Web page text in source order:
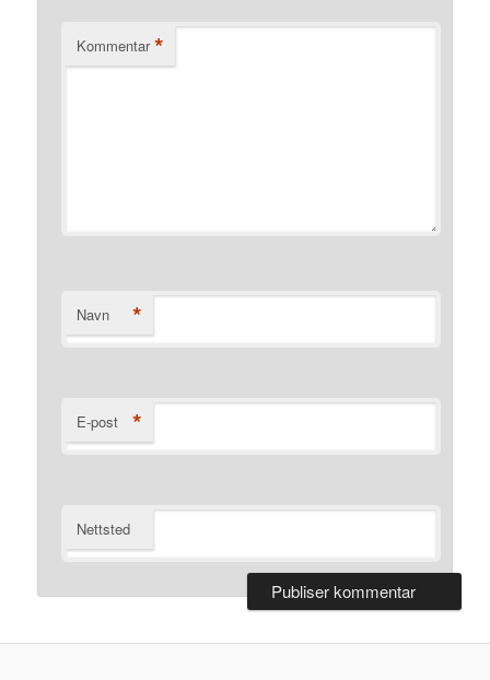
Kommentar *
Navn *
E-post *
Nettsted